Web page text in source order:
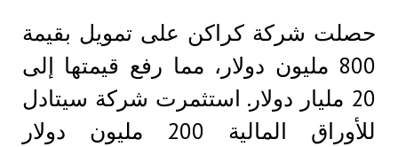
حصلت شركة كراكن على تمويل بقيمة
800 مليون دولار، مما رفع قيمتها إلى
20 مليار دولار. استثمرت شركة سيتادل
للأوراق المالية 200 مليون دولار